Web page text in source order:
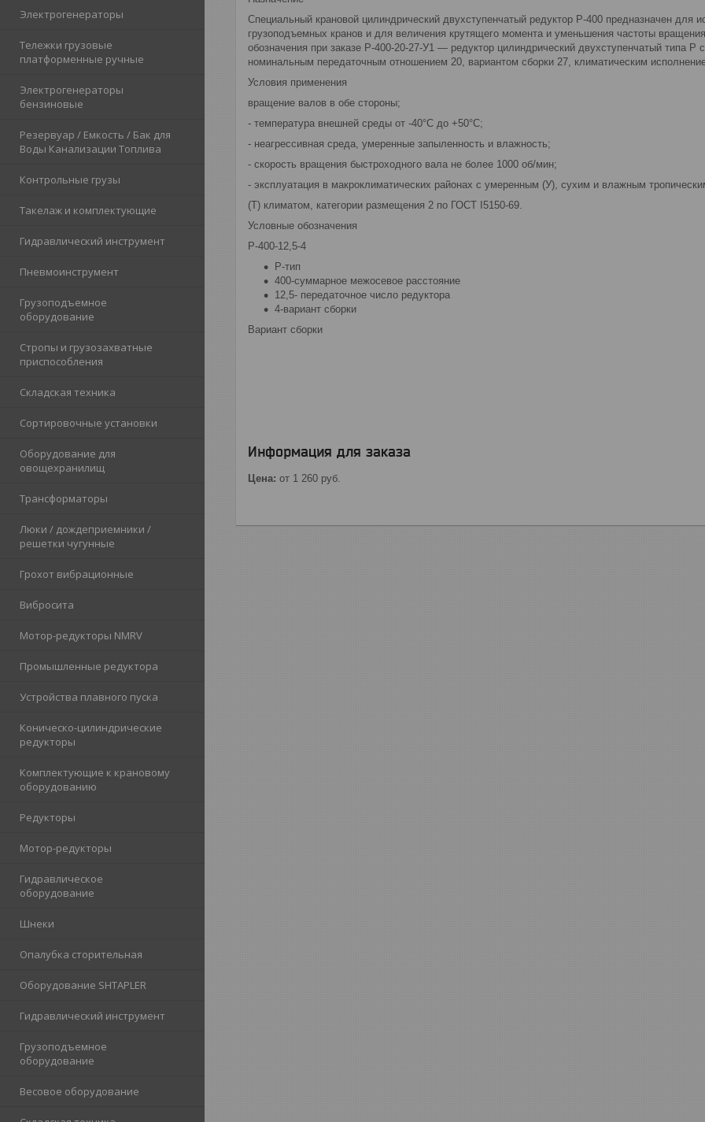
Электрогенераторы
Тележки грузовые
платформенные ручные
Электрогенераторы
бензиновые
Резервуар / Емкость / Бак для
Воды Канализации Топлива
Контрольные грузы
Такелаж и комплектующие
Гидравлический инструмент
Пневмоинструмент
Грузоподъемное
оборудование
Стропы и грузозахватные
приспособления
Складская техника
Сортировочные установки
Оборудование для
овощехранилищ
Трансформаторы
Люки / дождеприемники /
решетки чугунные
Грохот вибрационные
Вибросита
Мотор-редукторы NMRV
Промышленные редуктора
Устройства плавного пуска
Коническо-цилиндрические
редукторы
Комплектующие к крановому
оборудованию
Редукторы
Мотор-редукторы
Гидравлическое
оборудование
Шнеки
Опалубка сторительная
Оборудование SHTAPLER
Гидравлический инструмент
Грузоподъемное
оборудование
Весовое оборудование
Специальный крановой цилиндрический двухступенчатый редуктор Р-400 предназначен для
грузоподъемных кранов и для величения крутящего момента и уменьшения частоты
обозначения при заказе Р-400-20-27-У1 — редуктор цилиндрический двухступенчатый
номинальным передаточным отношением 20, вариантом сборки 27, климатическим
Условия применения
вращение валов в обе стороны;
- температура внешней среды от -40°С до +50°С;
- неагрессивная среда, умеренные запыленность и влажность;
- скорость вращения быстроходного вала не более 1000 об/мин;
- эксплуатация в макроклиматических районах с умеренным (У), сухим и влажным
(Т) климатом, категории размещения 2 по ГОСТ I5150-69.
Условные обозначения
Р-400-12,5-4
Р-тип
400-суммарное межосевое расстояние
12,5- передаточное число редуктора
4-вариант сборки
Вариант сборки
Информация для заказа
Цена: от 1 260 руб.